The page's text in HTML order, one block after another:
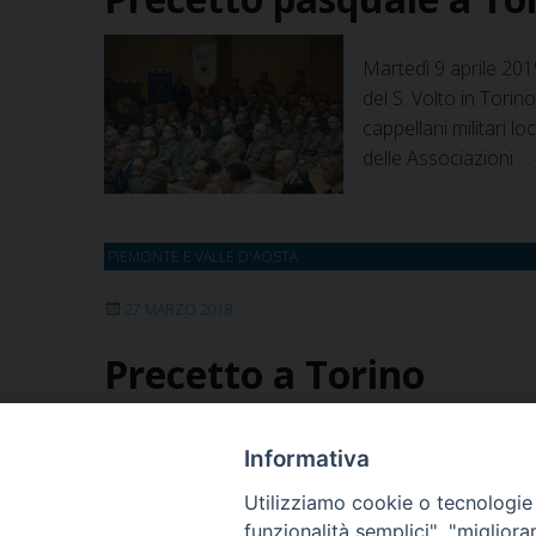
Martedì 9 aprile
del S. Volto in
cappellani militari
delle Associazioni …
PIEMONTE E VALLE D'AOSTA
27 MARZO 2018
Precetto a Torino
del S. Volto in
cappellani militari
Informativa
Utilizziamo cookie o